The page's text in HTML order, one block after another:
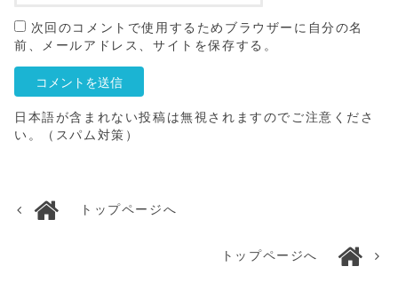
次回のコメントで使用するためブラウザーに自分の名
前、メールアドレス、サイトを保存する。
日本語が含まれない投稿は無視されますのでご注意くださ
い。（スパム対策）
トップページへ
トップページへ